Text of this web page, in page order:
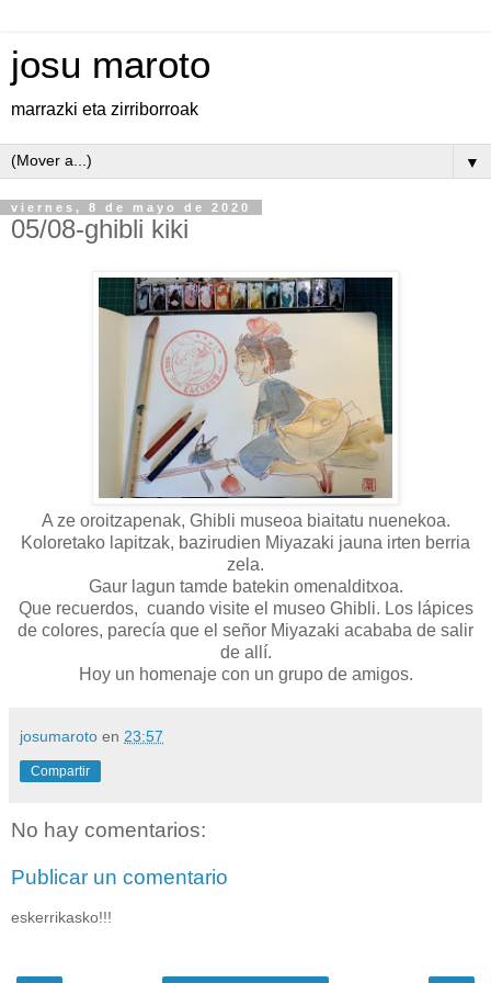
josu maroto
marrazki eta zirriborroak
▼
viernes, 8 de mayo de 2020
05/08-ghibli kiki
A ze oroitzapenak, Ghibli museoa biaitatu nuenekoa.
Koloretako lapitzak, bazirudien Miyazaki jauna irten berria
zela.
Gaur lagun tamde batekin omenalditxoa.
Que recuerdos, cuando visite el museo Ghibli. Los lápices
de colores, parecía que el señor Miyazaki acababa de salir
de allí.
Hoy un homenaje con un grupo de amigos.
josumaroto en 23:57
Compartir
No hay comentarios:
Publicar un comentario
eskerrikasko!!!